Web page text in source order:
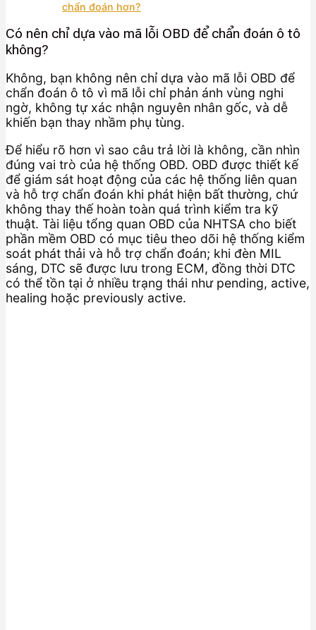
chẩn đoán hơn?
Có nên chỉ dựa vào mã lỗi OBD để chẩn đoán ô tô
không?
Không, bạn không nên chỉ dựa vào mã lỗi OBD để
chẩn đoán ô tô vì mã lỗi chỉ phản ánh vùng nghi
ngờ, không tự xác nhận nguyên nhân gốc, và dễ
khiến bạn thay nhầm phụ tùng.
Để hiểu rõ hơn vì sao câu trả lời là không, cần nhìn
đúng vai trò của hệ thống OBD. OBD được thiết kế
để giám sát hoạt động của các hệ thống liên quan
và hỗ trợ chẩn đoán khi phát hiện bất thường, chứ
không thay thế hoàn toàn quá trình kiểm tra kỹ
thuật. Tài liệu tổng quan OBD của NHTSA cho biết
phần mềm OBD có mục tiêu theo dõi hệ thống kiểm
soát phát thải và hỗ trợ chẩn đoán; khi đèn MIL
sáng, DTC sẽ được lưu trong ECM, đồng thời DTC
có thể tồn tại ở nhiều trạng thái như pending, active,
healing hoặc previously active.